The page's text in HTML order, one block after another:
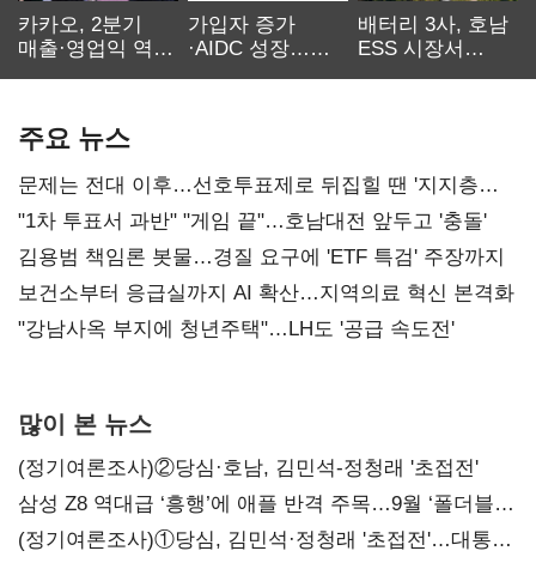
카카오, 2분기
매출·영업익 역대
가입자 증가
·AIDC 성장…
배터리 3사, 호남
ESS 시장서
주요 뉴스
문제는 전대 이후…선호투표제로 뒤집힐 땐 '지지층
불복'
"1차 투표서 과반" "게임 끝"…호남대전 앞두고 '충돌'
김용범 책임론 봇물…경질 요구에 'ETF 특검' 주장까지
보건소부터 응급실까지 AI 확산…지역의료 혁신 본격화
"강남사옥 부지에 청년주택"…LH도 '공급 속도전'
많이 본 뉴스
(정기여론조사)②당심·호남, 김민석-정청래 '초접전'
삼성 Z8 역대급 ‘흥행’에 애플 반격 주목…9월 ‘폴더블
대전’
(정기여론조사)①당심, 김민석·정청래 '초접전'…대통령